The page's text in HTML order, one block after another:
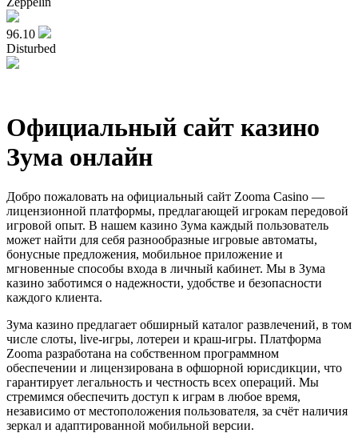
96.10
Disturbed
Официальный сайт казино
Зума онлайн
Добро пожаловать на официальный сайт Zooma Casino —
лицензионной платформы, предлагающей игрокам передовой
игровой опыт. В нашем казино Зума каждый пользователь
может найти для себя разнообразные игровые автоматы,
бонусные предложения, мобильное приложение и
мгновенные способы входа в личный кабинет. Мы в Зума
казино заботимся о надежности, удобстве и безопасности
каждого клиента.
Зума казино предлагает обширный каталог развлечений, в том
числе слоты, live-игры, лотереи и краш-игры. Платформа
Zooma разработана на собственном программном
обеспечении и лицензирована в офшорной юрисдикции, что
гарантирует легальность и честность всех операций. Мы
стремимся обеспечить доступ к играм в любое время,
независимо от местоположения пользователя, за счёт наличия
зеркал и адаптированной мобильной версии.